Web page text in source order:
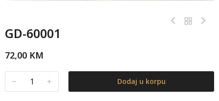
GD-60001
72,00 KM
﹣ ﹢ Dodaj u korpu